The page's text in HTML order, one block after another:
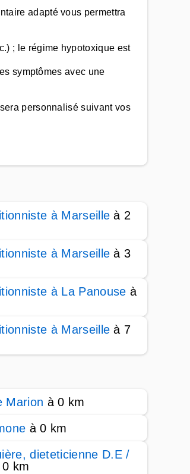
adapté vous permettra
; le régime hypotoxique est
symptômes avec une
personnalisé suivant vos
à Marseille à 2
à Marseille à 3
à La Panouse à
à Marseille à 7
Marion à 0 km
à 0 km
dieteticienne D.E /
0 km